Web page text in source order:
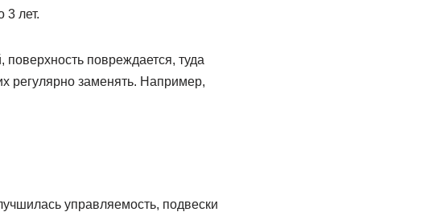
3 лет.
повреждается, туда
регулярно заменять. Например,
управляемость, подвески